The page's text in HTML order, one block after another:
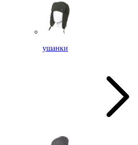
ушанки